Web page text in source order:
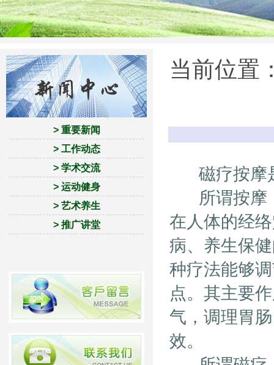
> 重要新闻
> 工作动态
> 学术交流
> 运动健身
> 艺术养生
> 推广讲堂
当前位置
磁疗按摩是
所谓按摩，
在人体的经
病、养生保
种疗法能够
点。其主要
气，调理胃
效。